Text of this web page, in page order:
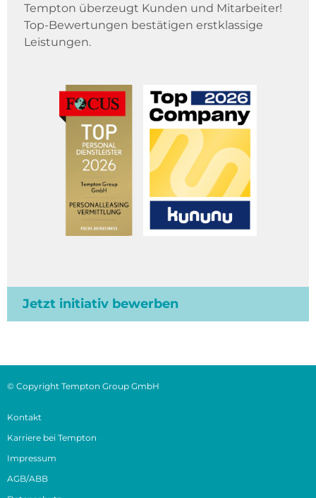
Tempton überzeugt Kunden und Mitarbeiter!
Top-Bewertungen bestätigen erstklassige
Leistungen.
Jetzt initiativ bewerben
© Copyright Tempton Group GmbH
Kontakt
Karriere bei Tempton
Impressum
AGB/ABB